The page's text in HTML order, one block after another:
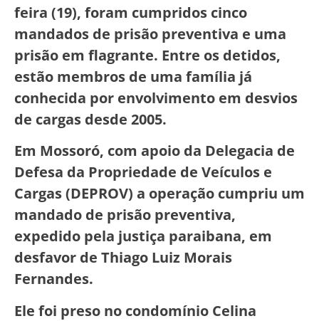
feira (19), foram cumpridos cinco
mandados de prisão preventiva e uma
prisão em flagrante. Entre os detidos,
estão membros de uma família já
conhecida por envolvimento em desvios
de cargas desde 2005.
Em Mossoró, com apoio da Delegacia de
Defesa da Propriedade de Veículos e
Cargas (DEPROV) a operação cumpriu um
mandado de prisão preventiva,
expedido pela justiça paraibana, em
desfavor de Thiago Luiz Morais
Fernandes.
Ele foi preso no condomínio Celina